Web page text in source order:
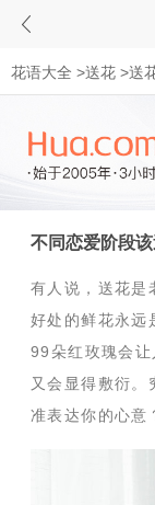
花语大全 >送花 >送
不同恋爱阶段
有人说，送花是
好处的鲜花永远
99朵红玫瑰会
又会显得敷衍。
准表达你的心意